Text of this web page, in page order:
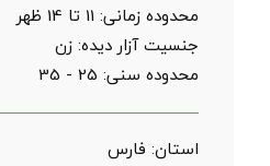
محدوده زمانی: 11 تا 14 ظهر
جنسیت آزار دیده: زن
محدوده سنی: 25 - 35
استان: فارس